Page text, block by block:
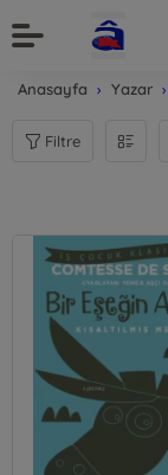
Anasayfa Yazar
Filtre